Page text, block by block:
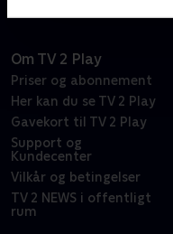
Om TV 2 Play
Priser og abonnement
Her kan du se TV 2 Play
Gavekort til TV 2 Play
Support og
Kundecenter
Vilkår og betingelser
TV 2 NEWS i offentligt
rum